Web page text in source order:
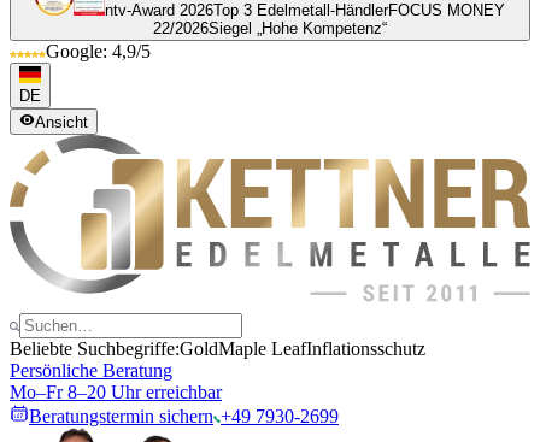
ntv-Award 2026Top 3 Edelmetall-HändlerFOCUS MONEY
22/2026Siegel „Hohe Kompetenz“
Google: 4,9/5
DE
Ansicht
Beliebte Suchbegriffe:GoldMaple LeafInflationsschutz
Persönliche Beratung
Mo–Fr 8–20 Uhr erreichbar
Beratungstermin sichern +49 7930-2699